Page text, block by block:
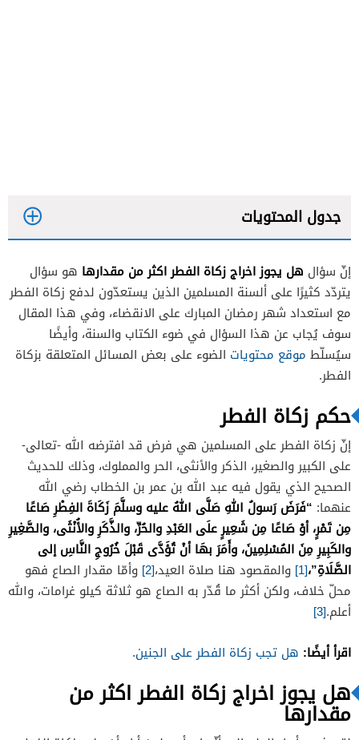
جدول المحتويات
إنّ سؤال هل يجوز اخراج زكاة الفطر اكثر من مقدارها هو سؤال
يتردّد كثيرًا على ألسنة المسلمين الذين يستعدّون لدفع زكاة الفطر
مع استعداد شهر رمضان المبارك على الانقضاء، وفي هذا المقال
سوف يُجاب عن هذا السؤال في ضوء الكتاب والسنة، وأيضًا
سيُسلّط موقع محتويات الضوء على بعض المسائل المتعلقة بزكاة
الفطر.
حكم زكاة الفطر
إنّ زكاة الفطر على المسلمين هي فرض قد افترضه الله -تعالى-
على الكبير والصغير، الذكر والأنثى، الحر والمملوك، وذلك للحديث
الصحيح الذي يقول فيه عبد الله بن عمر بن الخطاب رضي الله
عنهما: “فَرَضَ رَسولُ اللهِ صَلَّى اللهُ عليه وسلَّمَ زَكَاةَ الفِطْرِ صَاعًا
مِن تَمْرٍ، أوْ صَاعًا مِن شَعِيرٍ علَى العَبْدِ والحُرِّ، والذَّكَرِ والأُنْثَى، والصَّغِيرِ
والكَبِيرِ مِنَ المُسْلِمِينَ، وأَمَرَ بهَا أنْ تُؤَدَّى قَبْلَ خُرُوجِ النَّاسِ إلى
الصَّلَاةِ”،[1] والمقصود هنا صلاة العيد،[2]
وأمّا مقدار الصاع فهو
محلّ خلاف، ولكن أكثر ما قُدّر به الصاع هو ثلاثة كيلو غرامات، والله
أعلم.[3]
اقرأ أيضًا: هل تجب زكاة الفطر على الجنين.
هل يجوز اخراج زكاة الفطر اكثر من
مقدارها